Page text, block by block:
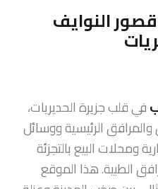
النوايف
في قلب جزيرة الحديريات،
الرئيسية ووسائل
ومحلات البيع بالتجزئة
الطبية. هذا الموقع